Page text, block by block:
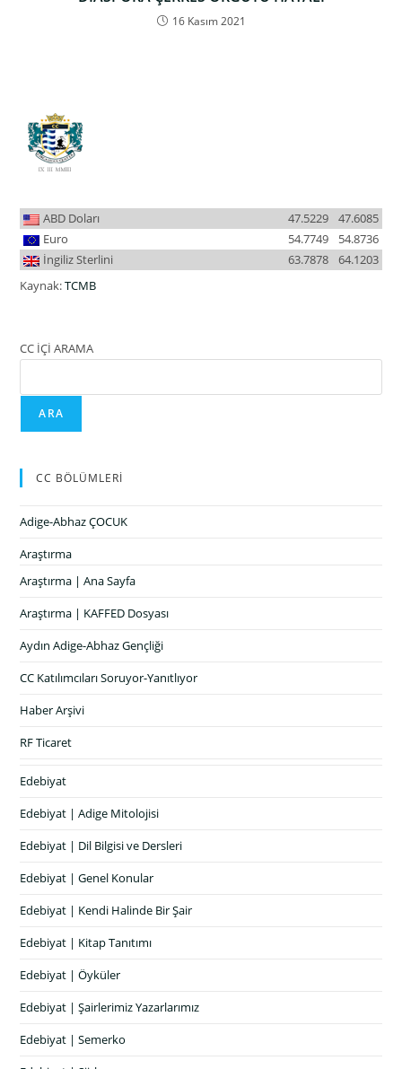
16 Kasım 2021
ABD Doları 47.6085
47.5229
Euro
54.8736
54.7749
İngiliz Sterlini
64.1203
63.7878
Kaynak:TCMB
CC İÇİ ARAMA
ARA
CC BÖLÜMLERİ
Adige-Abhaz ÇOCUK
Araştırma
Araştırma | Ana Sayfa
Araştırma | KAFFED Dosyası
Aydın Adige-Abhaz Gençliği
CC Katılımcıları Soruyor-Yanıtlıyor
Haber Arşivi
RF Ticaret
Edebiyat
Edebiyat | Adige Mitolojisi
Edebiyat | Dil Bilgisi ve Dersleri
Edebiyat | Genel Konular
Edebiyat | Kendi Halinde Bir Şair
Edebiyat | Kitap Tanıtımı
Edebiyat | Öyküler
Edebiyat | Şairlerimiz Yazarlarımız
Edebiyat | Semerko